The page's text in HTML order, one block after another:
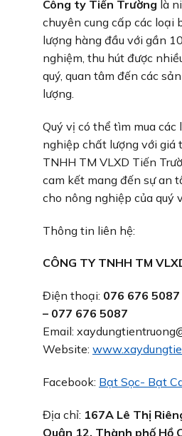
Công ty Tiến Trường là
chuyên cung cấp các loại
lượng hàng đầu với gần
nghiệm, thu hút được
quý, quan tâm đến các
lượng.
Quý vị có thể tìm mua
nghiệp chất lượng với giá
TNHH TM VLXD Tiến
cam kết mang đến sự an
cho nông nghiệp của quý
Thông tin liên hệ:
CÔNG TY TNHH TM
Điện thoại: 076 676
– 077 676 5087
Email:
Website:
Facebook: Bạt Sọc- Bạt
Địa chỉ: 167A Lê Thị
Quận 12, Thành phố Hồ